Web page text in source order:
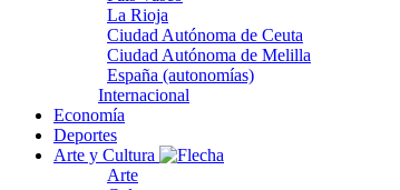
La Rioja
Ciudad Autónoma de Ceuta
Ciudad Autónoma de Melilla
España (autonomías)
Internacional
Economía
Deportes
Arte y Cultura
Arte